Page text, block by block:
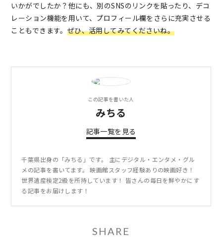
いかがでしたか？他にも、別のSNSのリンクを貼ったり、デコ
レーション機能を用いて、プロフィール欄をさらに充実させる
こともできます。 ぜひ、活用してみてくださいね。
この記事を書いた人
みちる
記事一覧を見る
千葉県出身の「みちる」です。 主にデジタル・エンタメ・グル
メの記事を書いてます。 映画館スタッフ経験ありの映画好き！
世界遺産検定2級を所持しています！ 皆さんの毎日を鮮やかにす
る記事をお届けします！
SHARE